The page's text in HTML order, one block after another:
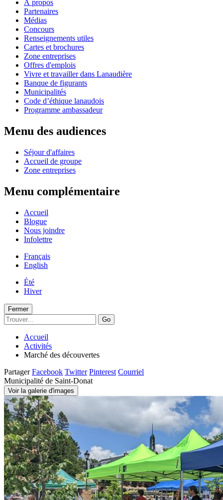
À propos
Partenaires
Médias
Concours
Renseignements utiles
Cartes et brochures
Zone entreprises
Offres d'emplois
Vivre et travailler dans Lanaudière
Banque de figurants
Municipalités
Code d’éthique lanaudois
Programme ambassadeur
Menu des audiences
Séjour d'affaires
Accueil de groupe
Zone entreprises
Menu complémentaire
Accueil
Blogue
Nous joindre
Infolettre
Français
English
Été
Hiver
Fermer
Go
Accueil
Activités
Marché des découvertes
Partager Facebook Twitter Pinterest Courriel
Municipalité de Saint-Donat
Voir la galerie d'images